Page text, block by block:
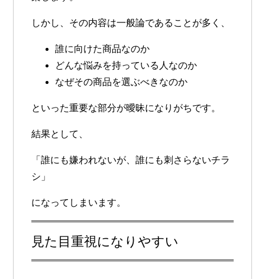
しかし、その内容は一般論であることが多く、
誰に向けた商品なのか
どんな悩みを持っている人なのか
なぜその商品を選ぶべきなのか
といった重要な部分が曖昧になりがちです。
結果として、
「誰にも嫌われないが、誰にも刺さらないチラ
シ」
になってしまいます。
見た目重視になりやすい